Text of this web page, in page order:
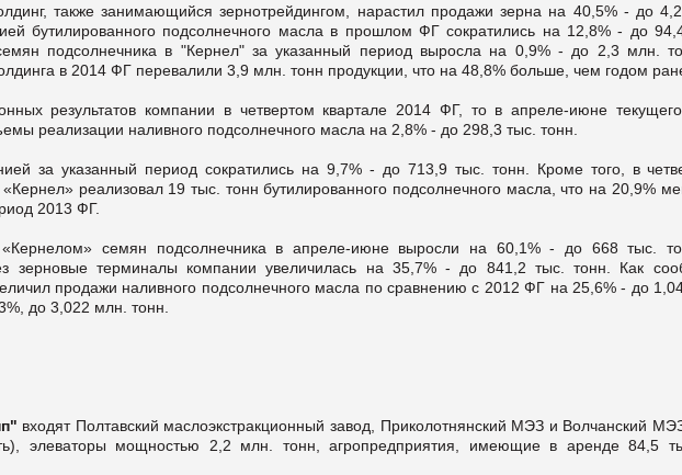
также занимающийся зернотрейдингом, нарастил продажи зерна на 40,5% - до
бутилированного подсолнечного масла в прошлом ФГ сократились на 12,8% - до
подсолнечника в "Кернел" за указанный период выросла на 0,9% - до 2,3 млн.
в 2014 ФГ перевалили 3,9 млн. тонн продукции, что на 48,8% больше, чем годом
результатов компании в четвертом квартале 2014 ФГ, то в апреле-июне
реализации наливного подсолнечного масла на 2,8% - до 298,3 тыс. тонн.
за указанный период сократились на 9,7% - до 713,9 тыс. тонн. Кроме того, в
реализовал 19 тыс. тонн бутилированного подсолнечного масла, что на 20,9%
2013 ФГ.
семян подсолнечника в апреле-июне выросли на 60,1% - до 668 тыс.
зерновые терминалы компании увеличилась на 35,7% - до 841,2 тыс. тонн. Как
продажи наливного подсолнечного масла по сравнению с 2012 ФГ на 25,6% - до
до 3,022 млн. тонн.
входят Полтавский маслоэкстракционный завод, Приколотнянский МЭЗ и Волчанский
элеваторы мощностью 2,2 млн. тонн, агропредприятия, имеющие в аренде 84,5